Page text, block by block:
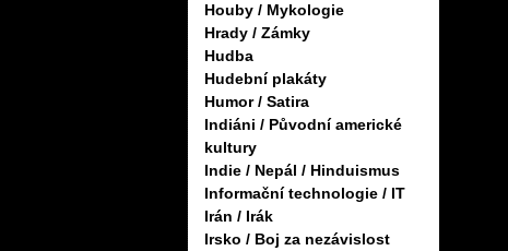
Houby / Mykologie
Hrady / Zámky
Hudba
Hudební plakáty
Humor / Satira
Indiáni / Původní americké
kultury
Indie / Nepál / Hinduismus
Informační technologie / IT
Irán / Irák
Irsko / Boj za nezávislost